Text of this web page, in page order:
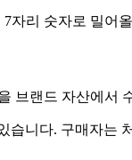
자리 숫자로 밀어
브랜드 자산에서
습니다. 구매자는